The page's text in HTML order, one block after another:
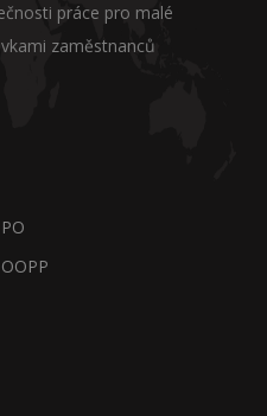
práce pro malé
zaměstnanců
PO
OOPP